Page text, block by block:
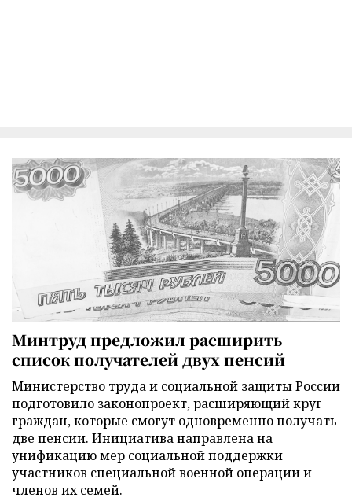
Минтруд предложил расширить
список получателей двух пенсий
Министерство труда и социальной защиты России
подготовило законопроект, расширяющий круг
граждан, которые смогут одновременно получать
две пенсии. Инициатива направлена на
унификацию мер социальной поддержки
участников специальной военной операции и
членов их семей.